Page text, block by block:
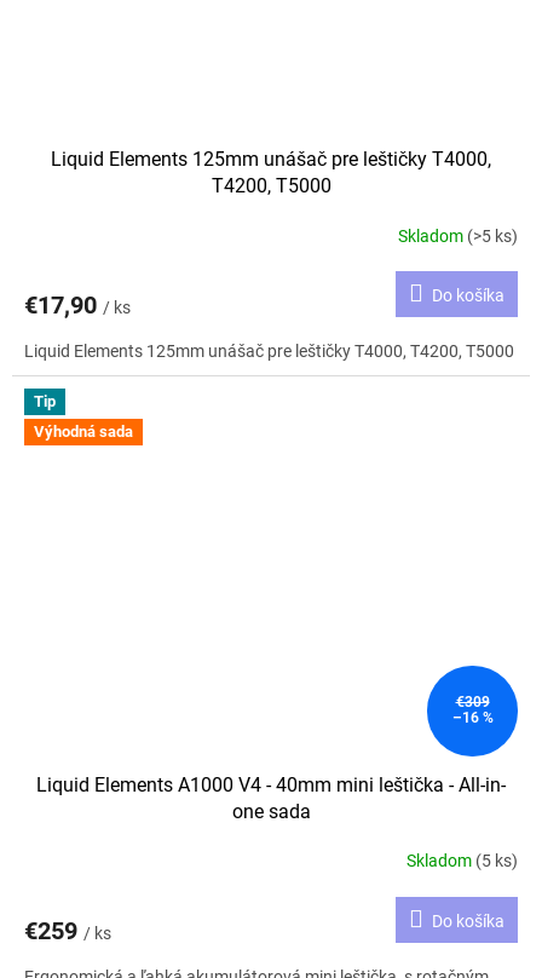
Liquid Elements 125mm unášač pre leštičky T4000,
T4200, T5000
Skladom (>5 ks)
€17,90 / ks
Do košíka
Liquid Elements 125mm unášač pre leštičky T4000, T4200, T5000
Tip
Výhodná sada
€309
–16 %
Liquid Elements A1000 V4 - 40mm mini leštička - All-in-
one sada
Skladom (5 ks)
€259 / ks
Do košíka